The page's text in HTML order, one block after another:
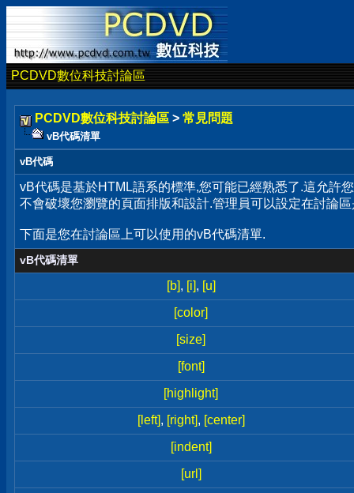
PCDVD數位科技討論區
PCDVD數位科技討論區 > 常見問題
vB代碼清單
vB代碼
vB代碼是基於HTML語系的標準,您可能已經熟悉了.這允許
不會破壞您瀏覽的頁面排版和設計.管理員可以設定在討論
下面是您在討論區上可以使用的vB代碼清單.
vB代碼清單
[b], [i], [u]
[color]
[size]
[font]
[highlight]
[left], [right], [center]
[indent]
[url]